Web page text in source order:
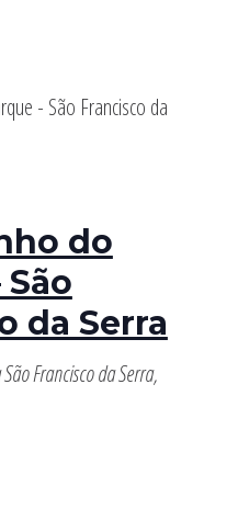
do
da Serra
São Francisco da Serra,